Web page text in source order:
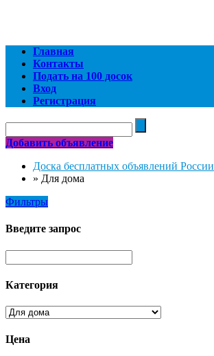
Главная
Контакты
Подать на 100 досок
Вход
Регистрация
Добавить объявление
Доска бесплатных объявлений России
» Для дома
Фильтры
Введите запрос
Категория
Цена